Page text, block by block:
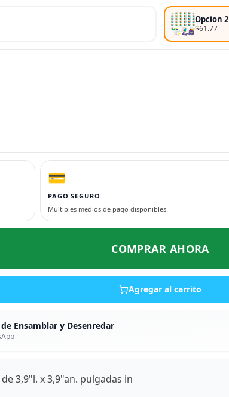
Opcion 2
$61.77
💳
PAGO SEGURO
Multiples medios de pago disponibles.
COMPRAR AHORA
Agregar al carrito
Ensamblar y Desenredar
3,9"l. x 3,9"an. pulgadas in